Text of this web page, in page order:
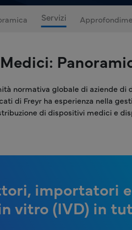
Servizi
normativa globale di aziende
di Freyr ha esperienza nella
di dispositivi medici e
importatori
vitro (IVD) in